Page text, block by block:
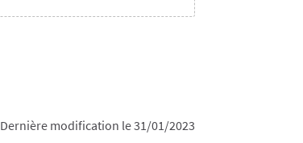
Dernière modification le 31/01/2023